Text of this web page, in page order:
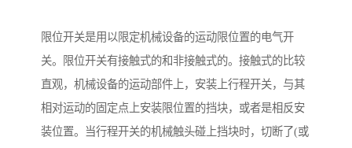
限位开关是用以限定机械设备的运动限位置的电气开
关。限位开关有接触式的和非接触式的。接触式的比较
直观，机械设备的运动部件上，安装上行程开关，与其
相对运动的固定点上安装限位置的挡块，或者是相反安
装位置。当行程开关的机械触头碰上挡块时，切断了(或